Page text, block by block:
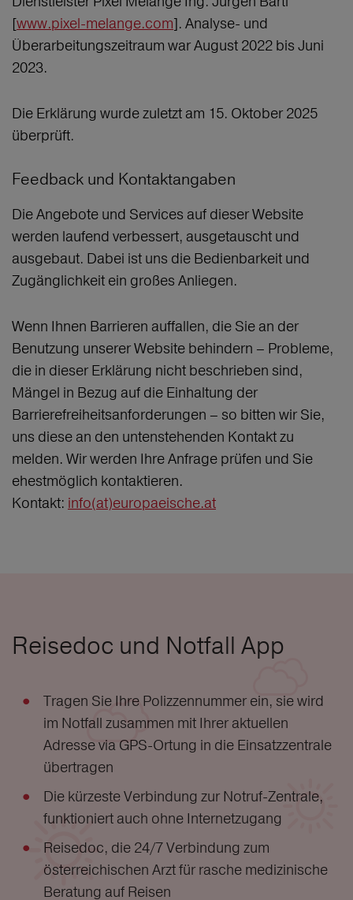
[www.pixel-melange.com]. Analyse- und
Überarbeitungszeitraum war August 2022 bis Juni
2023.
Die Erklärung wurde zuletzt am 15. Oktober 2025
überprüft.
Feedback und Kontaktangaben
Die Angebote und Services auf dieser Website
werden laufend verbessert, ausgetauscht und
ausgebaut. Dabei ist uns die Bedienbarkeit und
Zugänglichkeit ein großes Anliegen.
Wenn Ihnen Barrieren auffallen, die Sie an der
Benutzung unserer Website behindern – Probleme,
die in dieser Erklärung nicht beschrieben sind,
Mängel in Bezug auf die Einhaltung der
Barrierefreiheitsanforderungen – so bitten wir Sie,
uns diese an den untenstehenden Kontakt zu
melden. Wir werden Ihre Anfrage prüfen und Sie
ehestmöglich kontaktieren.
Kontakt: info(at)europaeische.at
Reisedoc und Notfall App
Tragen Sie Ihre Polizzennummer ein, sie wird
im Notfall zusammen mit Ihrer aktuellen
Adresse via GPS-Ortung in die Einsatzzentrale
übertragen
Die kürzeste Verbindung zur Notruf-Zentrale,
funktioniert auch ohne Internetzugang
Reisedoc, die 24/7 Verbindung zum
österreichischen Arzt für rasche medizinische
Beratung auf Reisen